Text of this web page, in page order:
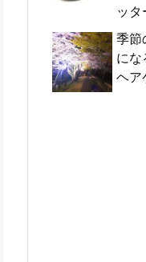
ッタ
季節
にな
ヘア